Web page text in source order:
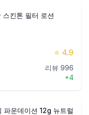
킨톤 필터 로션
⭐ 4.9
리뷰 996
+4
파운데이션 12g 뉴트럴